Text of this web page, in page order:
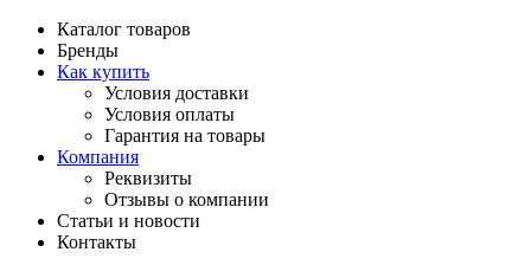
Каталог товаров
Бренды
Как купить
Условия доставки
Условия оплаты
Гарантия на товары
Компания
Реквизиты
Отзывы о компании
Статьи и новости
Контакты